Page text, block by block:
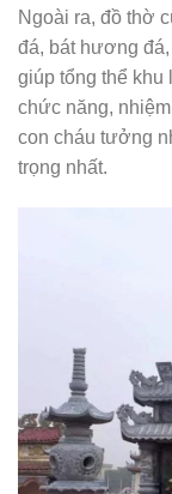
Ngoài ra, đồ thờ
đá, bát hương
giúp tổng thể khu
chức năng,
con cháu tưởng
trọng nhất.